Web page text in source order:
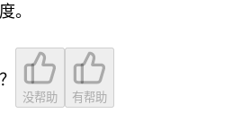
。
没帮助 有帮助